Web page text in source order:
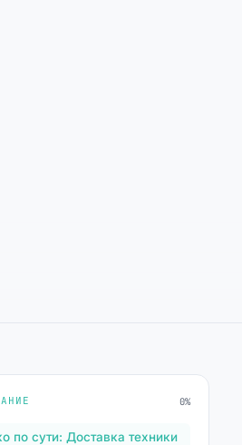
0%
по сути: Доставка техники